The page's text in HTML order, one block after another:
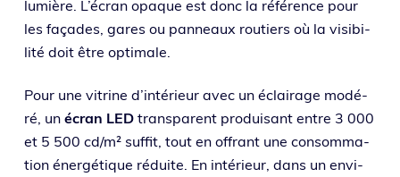
lumière. L’écran opaque est donc la réfé­rence pour
les façades, gares ou pan­neaux rou­tiers où la visi­bi­
li­té doit être optimale.
Pour une vitrine d’in­té­rieur avec un éclai­rage modé­
ré, un écran LEDtrans­pa­rent pro­dui­sant entre 3 000
et 5 500 cd/m² suf­fit, tout en offrant une consom­ma­
tion éner­gé­tique réduite. En inté­rieur, dans un envi­